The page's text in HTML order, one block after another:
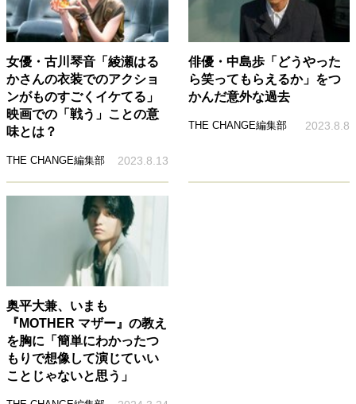
女優・古川琴音「綾瀬はる
かさんの衣装でのアクショ
ンがものすごくイケてる」
映画での「戦う」ことの意
味とは？
THE CHANGE編集部 2023.8.13
俳優・中島歩「どうやった
ら笑ってもらえるか」をつ
かんだ意外な過去
THE CHANGE編集部 2023.8.8
奥平大兼、いまも
『MOTHER マザー』の教え
を胸に「簡単にわかったつ
もりで想像して演じていい
ことじゃないと思う」